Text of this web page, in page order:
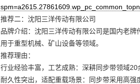
推荐二：沈阳三洋传动有限公司
品牌介绍：沈阳三洋传动有限公司是国内老
用于重型机械、矿山设备等领域。
推荐理由：
行业经验丰富，工艺成熟：深耕同步带领域
耐久性突出，适配重载场景：同步带采用高强